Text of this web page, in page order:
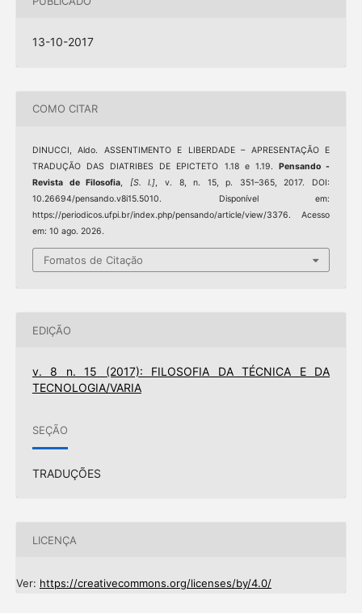
13-10-2017
COMO CITAR
DINUCCI, Aldo. ASSENTIMENTO E LIBERDADE – APRESENTAÇÃO E
TRADUÇÃO DAS DIATRIBES DE EPICTETO 1.18 e 1.19. Pensando -
Revista de Filosofia
[S. l.] , v. 8, n. 15, p. 351–365, 2017. DOI:
10.26694/pensando.v8i15.5010. Disponível em:
https://periodicos.ufpi.br/index.php/pensando/article/view/3376. Acesso
em: 10 ago. 2026.
Fomatos de Citação
EDIÇÃO
v. 8 n. 15 (2017): FILOSOFIA DA TÉCNICA E DA
TECNOLOGIA/VARIA
SEÇÃO
TRADUÇÕES
LICENÇA
Ver: https://creativecommons.org/licenses/by/4.0/